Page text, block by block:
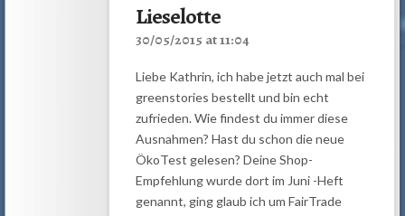
Lieselotte
30/05/2015 at 11:04
Liebe Kathrin, ich habe jetzt auch mal bei
greenstories bestellt und bin echt
zufrieden. Wie findest du immer diese
Ausnahmen? Hast du schon die neue
ÖkoTest gelesen? Deine Shop-
Empfehlung wurde dort im Juni -Heft
genannt, ging glaub ich um FairTrade